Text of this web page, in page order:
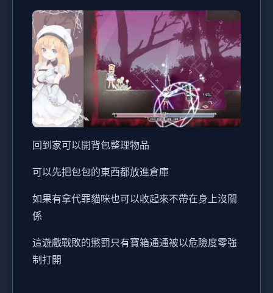
回到家可以開背包整理物品
可以先把包包的東西都放進倉庫
如果有拿代罪貓咪也可以收起來不帶在身上沒關
係
這遊戲戰敗的懲罰只有寶箱通通被以危險度零強
制打開